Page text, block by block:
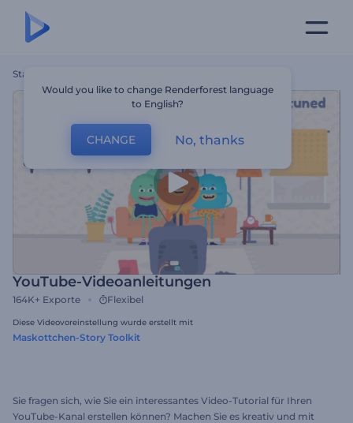
Startseite
YouTube-Videoanleitungen
164K+ Exporte Flexibel
Diese Videovoreinstellung wurde erstellt mit
Maskottchen-Story Toolkit
Sie fragen sich, wie Sie ein interessantes Video-Tutorial für Ihren
YouTube-Kanal erstellen können? Machen Sie es kreativ und mit
Would you like to change Renderforest language
to English?
CHANGE No, thanks